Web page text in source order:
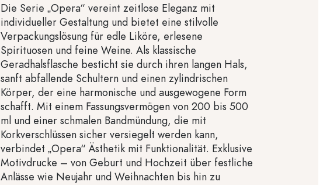
Die Serie „Opera“ vereint zeitlose Eleganz mit
individueller Gestaltung und bietet eine stilvolle
Verpackungslösung für edle Liköre, erlesene
Spirituosen und feine Weine. Als klassische
Geradhalsflasche besticht sie durch ihren langen Hals,
sanft abfallende Schultern und einen zylindrischen
Körper, der eine harmonische und ausgewogene Form
schafft. Mit einem Fassungsvermögen von 200 bis 500
ml und einer schmalen Bandmündung, die mit
Korkverschlüssen sicher versiegelt werden kann,
verbindet „Opera“ Ästhetik mit Funktionalität. Exklusive
Motivdrucke – von Geburt und Hochzeit über festliche
Anlässe wie Neujahr und Weihnachten bis hin zu